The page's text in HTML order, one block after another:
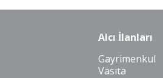
Alcı İlanları
Gayrimenkul
Vasıta